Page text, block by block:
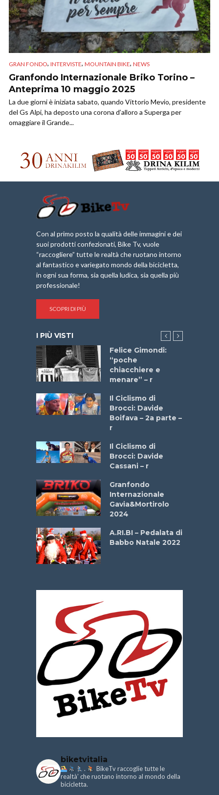
GRAN FONDO, INTERVISTE, MOUNTAIN BIKE, NEWS
Granfondo Internazionale Briko Torino –
Anteprima 10 maggio 2025
La due giorni è iniziata sabato, quando Vittorio Mevio, presidente
del Gs Alpi, ha deposto una corona d’alloro a Superga per
omaggiare il Grande...
Con al primo posto la qualità delle immagini e dei
suoi prodotti confezionati, Bike Tv, vuole
“raccogliere” tutte le realtà che ruotano intorno
al fantastico e variegato mondo della bicicletta,
in ogni sua forma, sia quella ludica, sia quella più
professionale!
SCOPRI DI PIÙ
I PIÙ VISTI
Felice Gimondi:
“poche
chiacchiere e
menare” – r
Il Ciclismo di
Brocci: Davide
Boifava – 2a parte –
r
Il Ciclismo di
Brocci: Davide
Cassani – r
Granfondo
Internazionale
Gavia&Mortirolo
2024
A.RI.BI – Pedalata di
Babbo Natale 2022
biketvitalia
.
BikeTv raccoglie tutte le
realtà’ che ruotano intorno al mondo della
bicicletta.